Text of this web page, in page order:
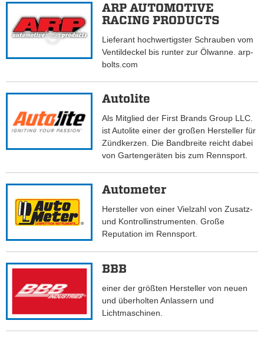
ARP AUTOMOTIVE
RACING PRODUCTS
Lieferant hochwertigster Schrauben vom
Ventildeckel bis runter zur Ölwanne. arp-
bolts.com
Autolite
Als Mitglied der First Brands Group LLC.
ist Autolite einer der großen Hersteller für
Zündkerzen. Die Bandbreite reicht dabei
von Gartengeräten bis zum Rennsport.
Autometer
Hersteller von einer Vielzahl von Zusatz-
und Kontrollinstrumenten. Große
Reputation im Rennsport.
BBB
einer der größten Hersteller von neuen
und überholten Anlassern und
Lichtmaschinen.